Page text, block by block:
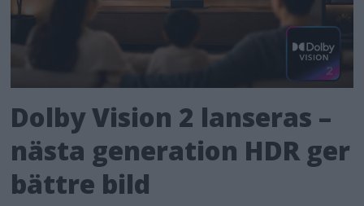
Dolby Vision 2 lanseras –
nästa generation HDR ger
bättre bild